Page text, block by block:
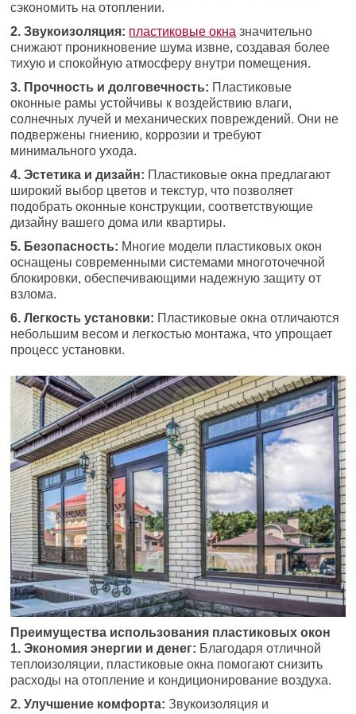
сэкономить на отоплении.
2. Звукоизоляция: пластиковые окна значительно
снижают проникновение шума извне, создавая более
тихую и спокойную атмосферу внутри помещения.
3. Прочность и долговечность: Пластиковые
оконные рамы устойчивы к воздействию влаги,
солнечных лучей и механических повреждений. Они не
подвержены гниению, коррозии и требуют
минимального ухода.
4. Эстетика и дизайн: Пластиковые окна предлагают
широкий выбор цветов и текстур, что позволяет
подобрать оконные конструкции, соответствующие
дизайну вашего дома или квартиры.
5. Безопасность: Многие модели пластиковых окон
оснащены современными системами многоточечной
блокировки, обеспечивающими надежную защиту от
взлома.
6. Легкость установки: Пластиковые окна отличаются
небольшим весом и легкостью монтажа, что упрощает
процесс установки.
Преимущества использования пластиковых окон
1. Экономия энергии и денег: Благодаря отличной
теплоизоляции, пластиковые окна помогают снизить
расходы на отопление и кондиционирование воздуха.
2. Улучшение комфорта: Звукоизоляция и